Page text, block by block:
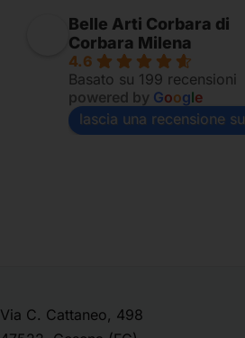
Belle Arti Corbara di
Corbara Milena
4.6
Basato su 199 recensioni
powered by Google
lascia una recensione su
7 mesi fa
Fornito per appassionati
Via C. Cattaneo, 498